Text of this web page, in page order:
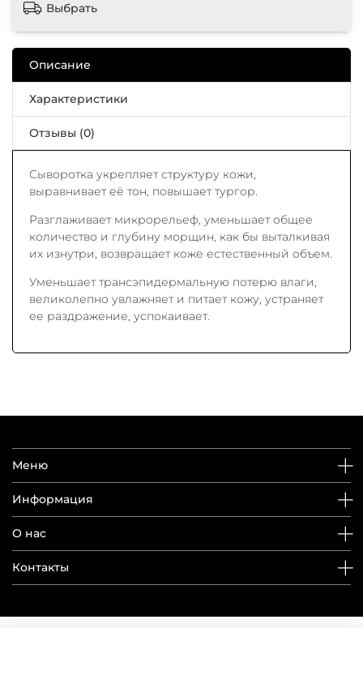
Выбрать
Описание
Характеристики
Отзывы (0)
Сыворотка укрепляет структуру кожи,
выравнивает её тон, повышает тургор.
Разглаживает микрорельеф, уменьшает общее
количество и глубину морщин, как бы выталкивая
их изнутри, возвращает коже естественный объем.
Уменьшает трансэпидермальную потерю влаги,
великолепно увлажняет и питает кожу, устраняет
ее раздражение, успокаивает.
Меню
Информация
О нас
Контакты